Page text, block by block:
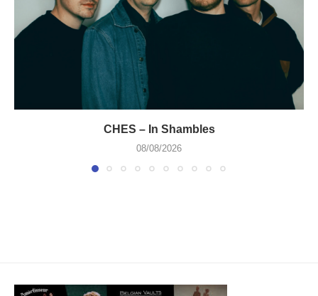
CHES – In Shambles
08/08/2026